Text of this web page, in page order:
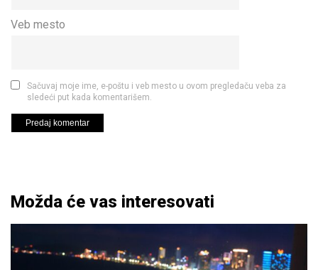
Veb mesto
Sačuvaj moje ime, e-poštu i veb mesto u ovom pregledaču veba za
sledeći put kada komentarišem.
Možda će vas interesovati